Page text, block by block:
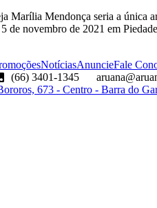
Mendonça seria a única
de novembro de 2021 em
NotíciasAnuncieFale
(66) 3401-1345
673 - Centro - Barra do